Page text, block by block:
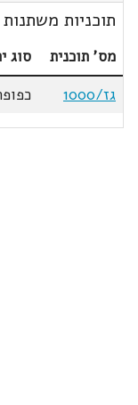
תוכניות משתנות
מס' תוכנית סוג
גז/1000